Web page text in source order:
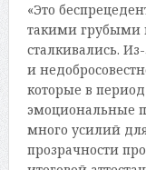
«Это
такими
сталкивались.
и
которые в
эмоциональные
много усилий
прозрачности